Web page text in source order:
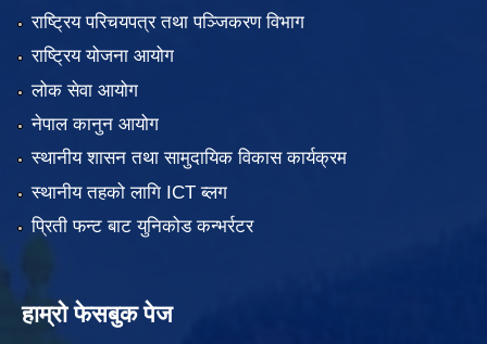
राष्ट्रिय परिचयपत्र तथा पञ्जिकरण विभाग
राष्ट्रिय योजना आयोग
लोक सेवा आयोग
नेपाल कानुन आयोग
स्थानीय शासन तथा सामुदायिक विकास कार्यक्रम
स्थानीय तहको लागि ICT ब्लग
प्रिती फन्ट बाट युनिकोड कन्भर्रटर
हाम्रो फेसबुक पेज